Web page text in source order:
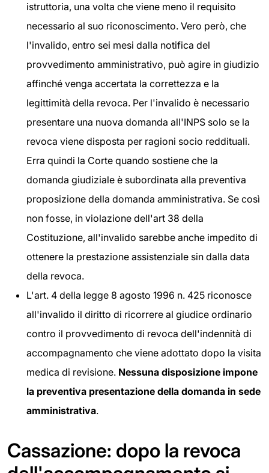
istruttoria, una volta che viene meno il requisito
necessario al suo riconoscimento. Vero però, che
l'invalido, entro sei mesi dalla notifica del
provvedimento amministrativo, può agire in giudizio
affinché venga accertata la correttezza e la
legittimità della revoca. Per l'invalido è necessario
presentare una nuova domanda all'INPS solo se la
revoca viene disposta per ragioni socio reddituali.
Erra quindi la Corte quando sostiene che la
domanda giudiziale è subordinata alla preventiva
proposizione della domanda amministrativa. Se così
non fosse, in violazione dell'art 38 della
Costituzione, all'invalido sarebbe anche impedito di
ottenere la prestazione assistenziale sin dalla data
della revoca.
L'art. 4 della legge 8 agosto 1996 n. 425 riconosce
all'invalido il diritto di ricorrere al giudice ordinario
contro il provvedimento di revoca dell'indennità di
accompagnamento che viene adottato dopo la visita
medica di revisione. Nessuna disposizione impone
la preventiva presentazione della domanda in sede
amministrativa.
Cassazione: dopo la revoca